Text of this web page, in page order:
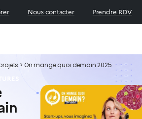
Nous contacter Prendre RDV
> On mange quoi demain 2025